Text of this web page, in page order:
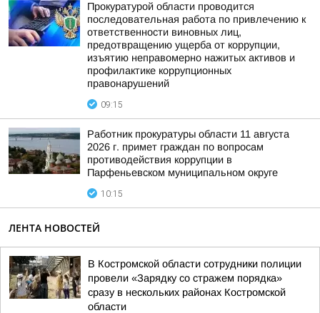
Прокуратурой области проводится
последовательная работа по привлечению к
ответственности виновных лиц,
предотвращению ущерба от коррупции,
изъятию неправомерно нажитых активов и
профилактике коррупционных
правонарушений
09:15
Работник прокуратуры области 11 августа
2026 г. примет граждан по вопросам
противодействия коррупции в
Парфеньевском муниципальном округе
10:15
ЛЕНТА НОВОСТЕЙ
В Костромской области сотрудники полиции
провели «Зарядку со стражем порядка»
сразу в нескольких районах Костромской
области